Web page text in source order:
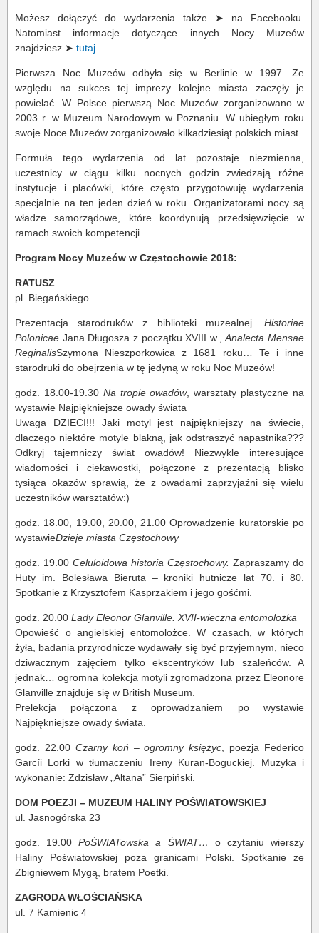
Możesz dołączyć do wydarzenia także ➤ na Facebooku.
Natomiast informacje dotyczące innych Nocy Muzeów
znajdziesz ➤ tutaj
Pierwsza Noc Muzeów odbyła się w Berlinie w 1997. Ze
względu na sukces tej imprezy kolejne miasta zaczęły je
powielać. W Polsce pierwszą Noc Muzeów zorganizowano w
2003 r. w Muzeum Narodowym w Poznaniu. W ubiegłym roku
swoje Noce Muzeów zorganizowało kilkadziesiąt polskich miast.
Formuła tego wydarzenia od lat pozostaje niezmienna,
uczestnicy w ciągu kilku nocnych godzin zwiedzają różne
instytucje i placówki, które często przygotowuję wydarzenia
specjalnie na ten jeden dzień w roku. Organizatorami nocy są
władze samorządowe, które koordynują przedsięwzięcie w
ramach swoich kompetencji.
Program Nocy Muzeów w Częstochowie 2018:
RATUSZ
pl. Biegańskiego
Prezentacja starodruków z biblioteki muzealnej. Historiae
Polonicae Jana Długosza z początku XVIII w.,Analecta Mensae
ReginalisSzymona Nieszporkowica z 1681 roku… Te i inne
starodruki do obejrzenia w tę jedyną w roku Noc Muzeów!
godz. 18.00-19.30 Na tropie owadów, warsztaty plastyczne na
wystawie Najpiękniejsze owady świata
Uwaga DZIECI!!! Jaki motyl jest najpiękniejszy na świecie,
dlaczego niektóre motyle blakną, jak odstraszyć napastnika???
Odkryj tajemniczy świat owadów! Niezwykle interesujące
wiadomości i ciekawostki, połączone z prezentacją blisko
tysiąca okazów sprawią, że z owadami zaprzyjaźni się wielu
uczestników warsztatów:)
godz. 18.00, 19.00, 20.00, 21.00 Oprowadzenie kuratorskie po
wystawieDzieje miasta Częstochowy
godz. 19.00 Celuloidowa historia Częstochowy. Zapraszamy do
Huty im. Bolesława Bieruta – kroniki hutnicze lat 70. i 80.
Spotkanie z Krzysztofem Kasprzakiem i jego gośćmi.
godz. 20.00 Lady Eleonor Glanville. XVII-wieczna entomolożka
Opowieść o angielskiej entomolożce. W czasach, w których
żyła, badania przyrodnicze wydawały się być przyjemnym, nieco
dziwacznym zajęciem tylko ekscentryków lub szaleńców. A
jednak… ogromna kolekcja motyli zgromadzona przez Eleonore
Glanville znajduje się w British Museum.
Prelekcja połączona z oprowadzaniem po wystawie
Najpiękniejsze owady świata.
godz. 22.00Czarny koń – ogromny księżyc , poezja Federico
Garcíi Lorki w tłumaczeniu Ireny Kuran-Boguckiej. Muzyka i
wykonanie: Zdzisław „Altana” Sierpiński.
DOM POEZJI – MUZEUM HALINY POŚWIATOWSKIEJ
ul. Jasnogórska 23
godz. 19.00 PoŚWIATowska a ŚWIAT… o czytaniu wierszy
Haliny Poświatowskiej poza granicami Polski. Spotkanie ze
Zbigniewem Mygą, bratem Poetki.
ZAGRODA WŁOŚCIAŃSKA
ul. 7 Kamienic 4